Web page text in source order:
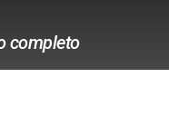
completo